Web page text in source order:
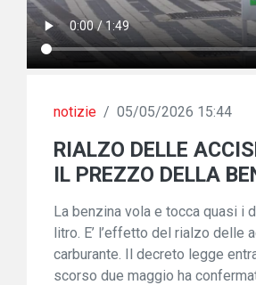
notizie / 05/05/2026 15:44
RIALZO DELLE
IL PREZZO DELLA
La benzina vola e tocca quasi i
litro. E’ l’effetto del rialzo delle
carburante. Il decreto legge
scorso due maggio ha